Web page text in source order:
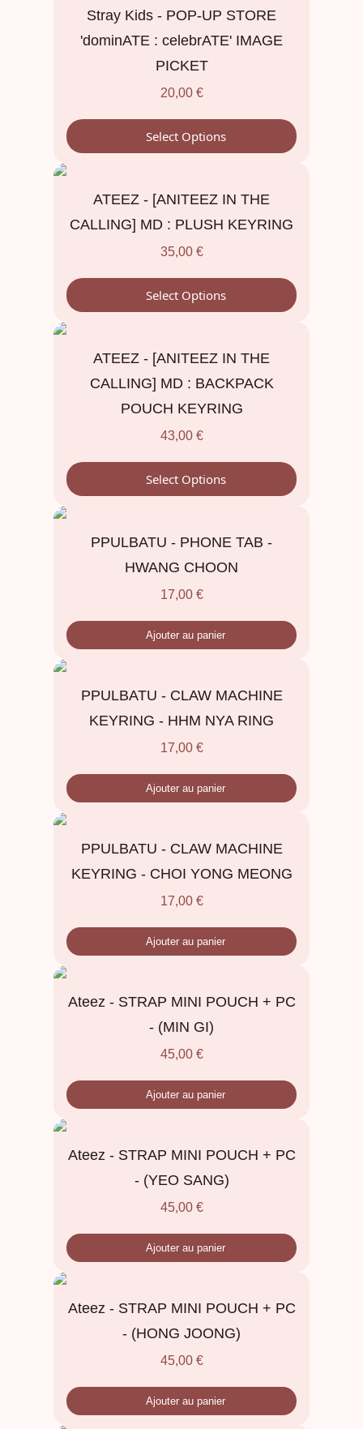
Stray Kids - POP-UP STORE
'dominATE : celebrATE' IMAGE
PICKET
20,00 €
Select Options
ATEEZ - [ANITEEZ IN THE
CALLING] MD : PLUSH KEYRING
35,00 €
Select Options
ATEEZ - [ANITEEZ IN THE
CALLING] MD : BACKPACK
POUCH KEYRING
43,00 €
Select Options
PPULBATU - PHONE TAB -
HWANG CHOON
17,00 €
Ajouter au panier
PPULBATU - CLAW MACHINE
KEYRING - HHM NYA RING
17,00 €
Ajouter au panier
PPULBATU - CLAW MACHINE
KEYRING - CHOI YONG MEONG
17,00 €
Ajouter au panier
Ateez - STRAP MINI POUCH + PC
- (MIN GI)
45,00 €
Ajouter au panier
Ateez - STRAP MINI POUCH + PC
- (YEO SANG)
45,00 €
Ajouter au panier
Ateez - STRAP MINI POUCH + PC
- (HONG JOONG)
45,00 €
Ajouter au panier